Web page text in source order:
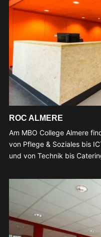
ROC ALMERE
Am MBO College Almere
von Pflege & Soziales bis
und von Technik bis